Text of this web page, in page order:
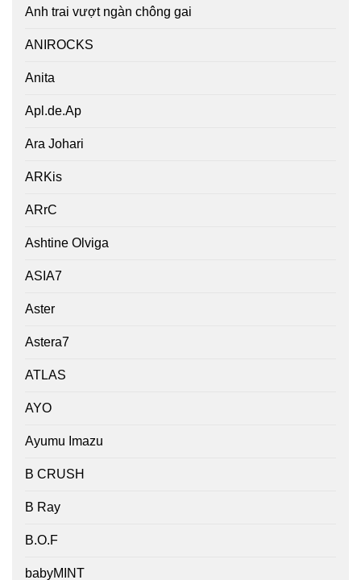
Anh trai vượt ngàn chông gai
ANIROCKS
Anita
Apl.de.Ap
Ara Johari
ARKis
ARrC
Ashtine Olviga
ASIA7
Aster
Astera7
ATLAS
AYO
Ayumu Imazu
B CRUSH
B Ray
B.O.F
babyMINT